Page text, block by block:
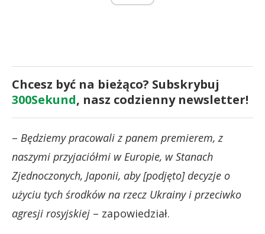
Chcesz być na bieżąco? Subskrybuj
300Sekund, nasz codzienny newsletter!
– Będziemy pracowali z panem premierem, z
naszymi przyjaciółmi w Europie, w Stanach
Zjednoczonych, Japonii, aby [podjęto] decyzje o
użyciu tych środków na rzecz Ukrainy i przeciwko
agresji rosyjskiej – zapowiedział.